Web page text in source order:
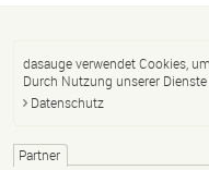
dasauge verwendet Cookies,
Durch Nutzung unserer
Datenschutz
Partner